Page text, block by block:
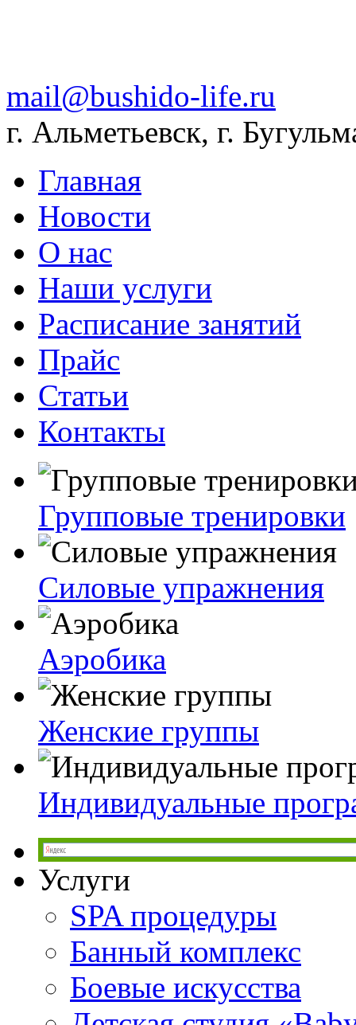
mail@bushido-life.ru
г. Альметьевск, г.
Главная
Новости
О нас
Наши услуги
Расписание занятий
Прайс
Статьи
Контакты
Групповые тренировки
Силовые упражнения
Аэробика
Женские группы
Индивидуальные
Услуги
SPA процедуры
Банный комплекс
Боевые искусства